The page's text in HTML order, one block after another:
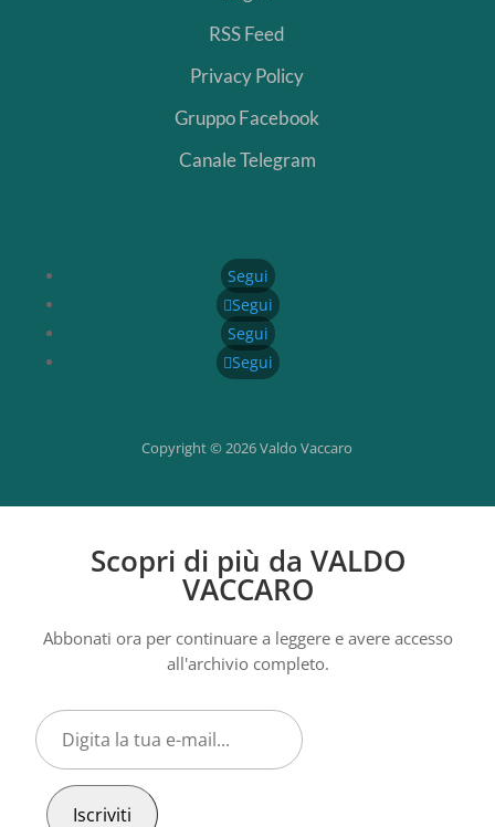
RSS Feed
Privacy Policy
Gruppo Facebook
Canale Telegram
Segui
Segui
Segui
Segui
Copyright © 2026 Valdo Vaccaro
Scopri di più da VALDO
VACCARO
Abbonati ora per continuare a leggere e avere accesso
all'archivio completo.
Digita
la
tua
Iscriviti